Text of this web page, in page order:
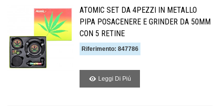
ATOMIC SET DA 4PEZZI IN METALLO
PIPA POSACENERE E GRINDER DA 50MM
CON 5 RETINE
Riferimento: 847786
Leggi Di Piú